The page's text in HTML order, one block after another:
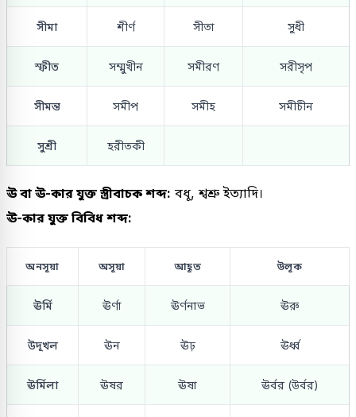
সীমা শীর্ণ সীতা সুধী
স্ফীত সম্মুখীন সমীরণ সরীসৃপ
সীমন্ত সমীপ সমীহ সমীচীন
সুশ্রী হরীতকী
ঊ বা ঊ-কার যুক্ত স্ত্রীবাচক শব্দ: বধূ, শ্বশ্রু ইত্যাদি।
ঊ-কার যুক্ত বিবিধ শব্দ:
অনসূয়া অসূয়া আহূত উলূক
ঊর্মি ঊর্ণা ঊর্ণনাভ ঊরু
উদূখল ঊন ঊঢ় ঊর্ধ্ব
ঊর্মিলা ঊষর ঊষা ঊর্বর (উর্বর)